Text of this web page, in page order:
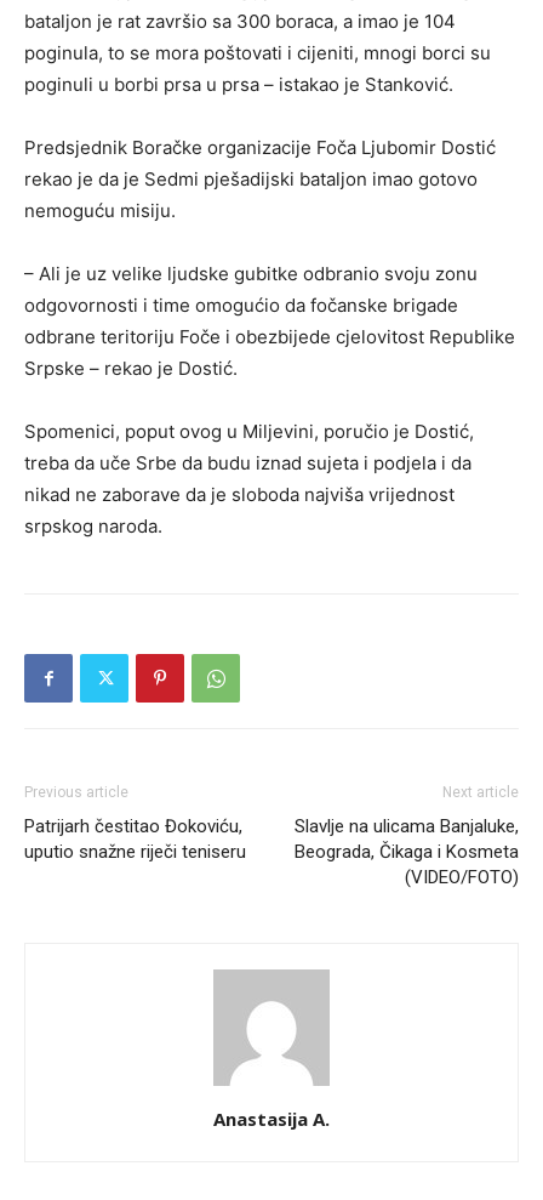
bataljon je rat završio sa 300 boraca, a imao je 104
poginula, to se mora poštovati i cijeniti, mnogi borci su
poginuli u borbi prsa u prsa – istakao je Stanković.
Predsjednik Boračke organizacije Foča Ljubomir Dostić
rekao je da je Sedmi pješadijski bataljon imao gotovo
nemoguću misiju.
– Ali je uz velike ljudske gubitke odbranio svoju zonu
odgovornosti i time omogućio da fočanske brigade
odbrane teritoriju Foče i obezbijede cjelovitost Republike
Srpske – rekao je Dostić.
Spomenici, poput ovog u Miljevini, poručio je Dostić,
treba da uče Srbe da budu iznad sujeta i podjela i da
nikad ne zaborave da je sloboda najviša vrijednost
srpskog naroda.
Previous article
Patrijarh čestitao Đokoviću,
uputio snažne riječi teniseru
Next article
Slavlje na ulicama Banjaluke,
Beograda, Čikaga i Kosmeta
(VIDEO/FOTO)
Anastasija A.